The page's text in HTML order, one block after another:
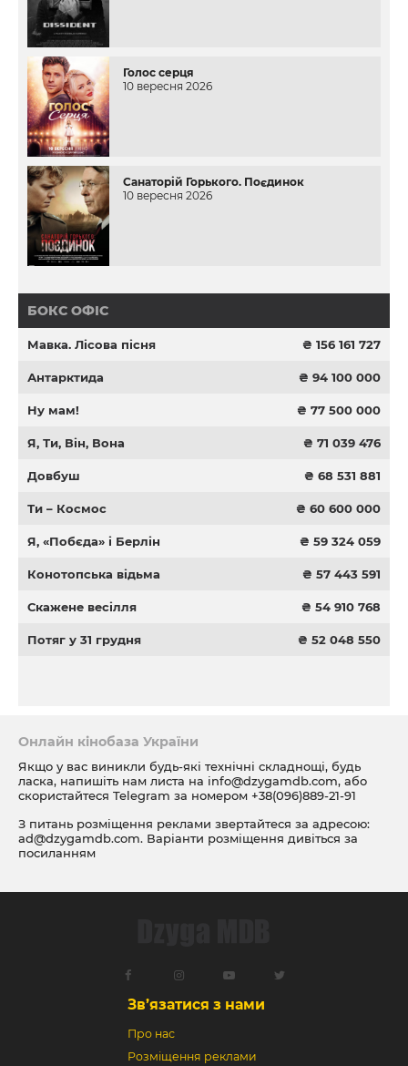
Голос серця
10 вересня 2026
Санаторій Горького. Поєдинок
10 вересня 2026
БОКС ОФІС
Мавка. Лісова пісня ₴ 156 161 727
Антарктида ₴ 94 100 000
Ну мам! ₴ 77 500 000
Я, Ти, Він, Вона ₴ 71 039 476
Довбуш ₴ 68 531 881
Ти – Космос ₴ 60 600 000
Я, «Побєда» і Берлін ₴ 59 324 059
Конотопська відьма ₴ 57 443 591
Скажене весілля ₴ 54 910 768
Потяг у 31 грудня ₴ 52 048 550
Онлайн кінобаза України
Якщо у вас виникли будь-які технічні складнощі, будь
ласка, напишіть нам листа на info@dzygamdb.com, або
скористайтеся Telegram за номером +38(096)889-21-91
З питань розміщення реклами звертайтеся за адресою:
ad@dzygamdb.com. Варіанти розміщення дивіться за
посиланням
Зв’язатися з нами
Про нас
Розміщення реклами